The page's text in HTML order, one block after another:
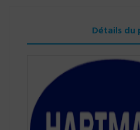
Détails